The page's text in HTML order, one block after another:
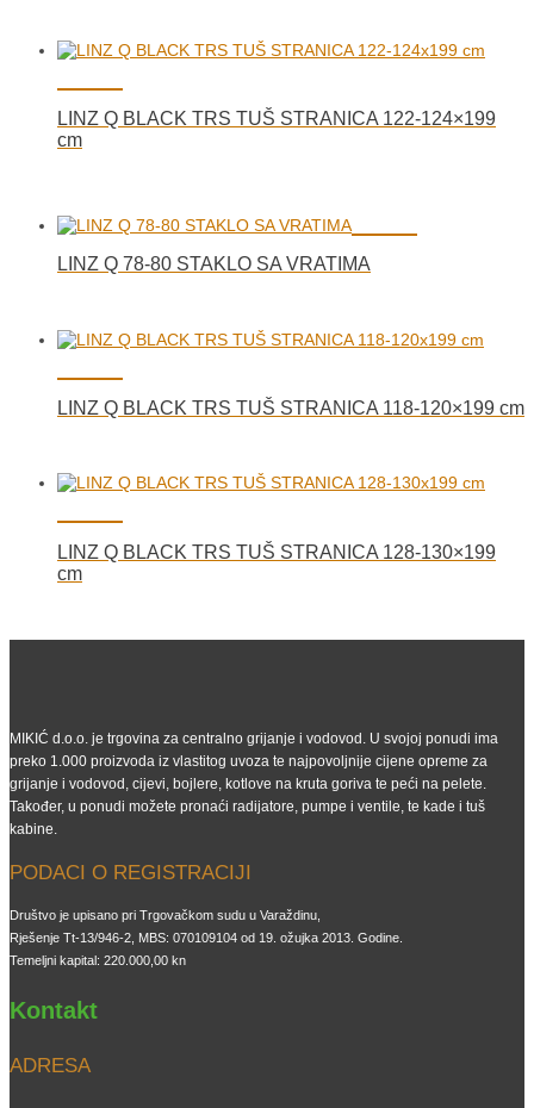
LINZ Q BLACK TRS TUŠ STRANICA 122-124×199
cm
LINZ Q 78-80 STAKLO SA VRATIMA
LINZ Q BLACK TRS TUŠ STRANICA 118-120×199 cm
LINZ Q BLACK TRS TUŠ STRANICA 128-130×199
cm
MIKIĆ d.o.o. je trgovina za centralno grijanje i vodovod. U svojoj ponudi ima
preko 1.000 proizvoda iz vlastitog uvoza te najpovoljnije cijene opreme za
grijanje i vodovod, cijevi, bojlere, kotlove na kruta goriva te peći na pelete.
Također, u ponudi možete pronaći radijatore, pumpe i ventile, te kade i tuš
kabine.
PODACI O REGISTRACIJI
Društvo je upisano pri Trgovačkom sudu u Varaždinu,
Rješenje Tt-13/946-2, MBS: 070109104 od 19. ožujka 2013. Godine.
Temeljni kapital: 220.000,00 kn
Kontakt
ADRESA